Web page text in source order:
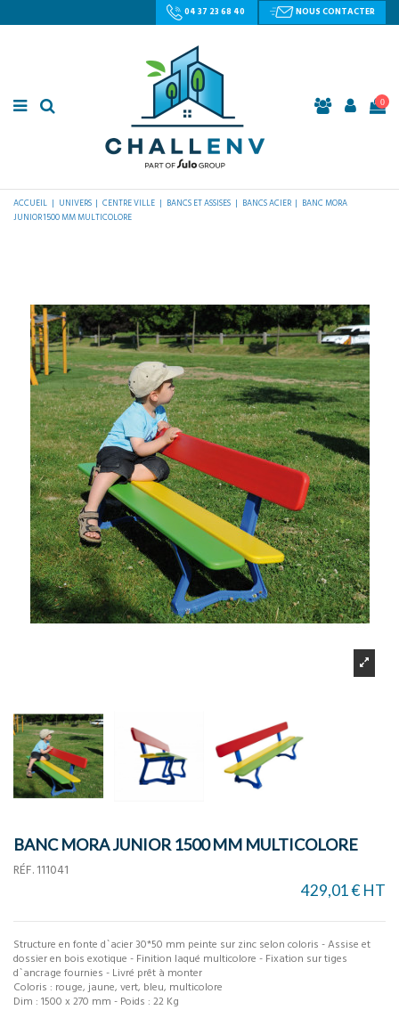
04 37 23 68 40 NOUS CONTACTER
0
ACCUEIL UNIVERS CENTRE VILLE BANCS ET ASSISES BANCS ACIER
BANC MORA
JUNIOR 1500 MM MULTICOLORE
BANC MORA JUNIOR 1500 MM MULTICOLORE
RÉF. 111041
429,01 € HT
Structure en fonte d`acier 30*50 mm peinte sur zinc selon coloris - Assise et
dossier en bois exotique - Finition laqué multicolore - Fixation sur tiges
d`ancrage fournies - Livré prêt à monter
Coloris : rouge, jaune, vert, bleu, multicolore
Dim : 1500 x 270 mm - Poids : 22 Kg